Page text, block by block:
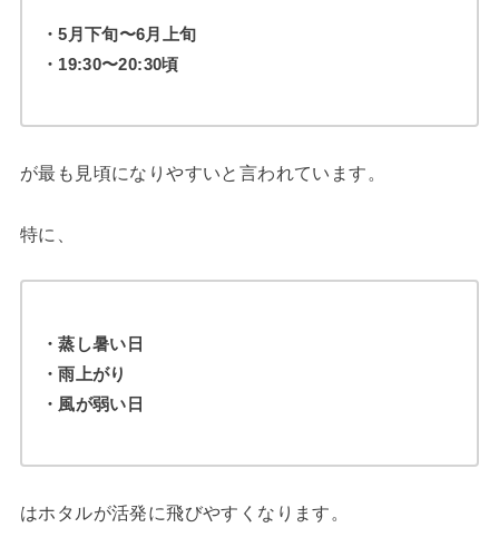
・5月下旬〜6月上旬
・19:30〜20:30頃
が最も見頃になりやすいと言われています。
特に、
・蒸し暑い日
・雨上がり
・風が弱い日
はホタルが活発に飛びやすくなります。